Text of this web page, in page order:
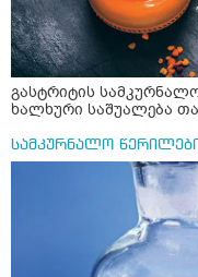
გასტრიტის
ხალხური საშუალება
სამკურნალო